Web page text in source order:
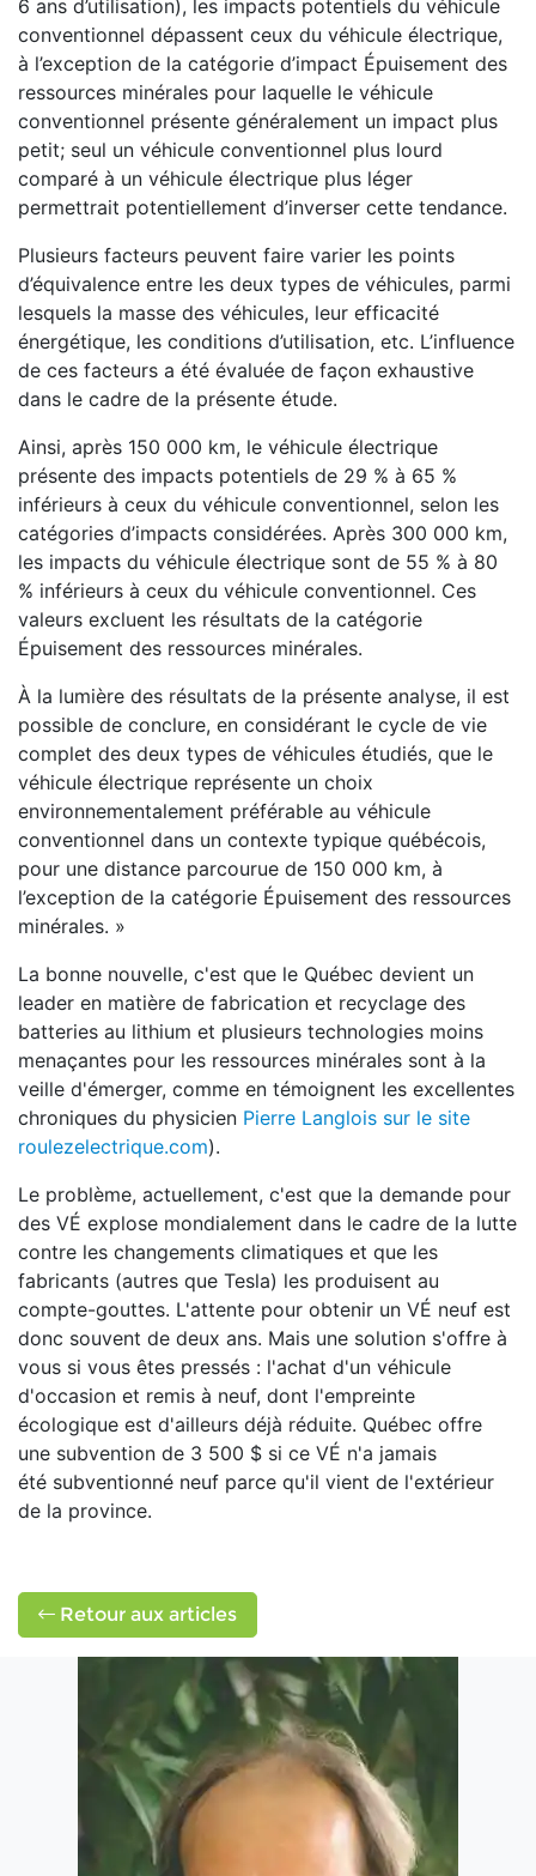
6 ans d’utilisation), les impacts potentiels du véhicule
conventionnel dépassent ceux du véhicule électrique,
à l’exception de la catégorie d’impact Épuisement des
ressources minérales pour laquelle le véhicule
conventionnel présente généralement un impact plus
petit; seul un véhicule conventionnel plus lourd
comparé à un véhicule électrique plus léger
permettrait potentiellement d’inverser cette tendance.
Plusieurs facteurs peuvent faire varier les points
d’équivalence entre les deux types de véhicules, parmi
lesquels la masse des véhicules, leur efficacité
énergétique, les conditions d’utilisation, etc. L’influence
de ces facteurs a été évaluée de façon exhaustive
dans le cadre de la présente étude.
Ainsi, après 150 000 km, le véhicule électrique
présente des impacts potentiels de 29 % à 65 %
inférieurs à ceux du véhicule conventionnel, selon les
catégories d’impacts considérées. Après 300 000 km,
les impacts du véhicule électrique sont de 55 % à 80
% inférieurs à ceux du véhicule conventionnel. Ces
valeurs excluent les résultats de la catégorie
Épuisement des ressources minérales.
À la lumière des résultats de la présente analyse, il est
possible de conclure, en considérant le cycle de vie
complet des deux types de véhicules étudiés, que le
véhicule électrique représente un choix
environnementalement préférable au véhicule
conventionnel dans un contexte typique québécois,
pour une distance parcourue de 150 000 km, à
l’exception de la catégorie Épuisement des ressources
minérales. »
La bonne nouvelle, c'est que le Québec devient un
leader en matière de fabrication et recyclage des
batteries au lithium et plusieurs technologies moins
menaçantes pour les ressources minérales sont à la
veille d'émerger, comme en témoignent les excellentes
chroniques du physicien Pierre Langlois sur le site
roulezelectrique.com).
Le problème, actuellement, c'est que la demande pour
des VÉ explose mondialement dans le cadre de la lutte
contre les changements climatiques et que les
fabricants (autres que Tesla) les produisent au
compte-gouttes. L'attente pour obtenir un VÉ neuf est
donc souvent de deux ans. Mais une solution s'offre à
vous si vous êtes pressés : l'achat d'un véhicule
d'occasion et remis à neuf, dont l'empreinte
écologique est d'ailleurs déjà réduite. Québec offre
une subvention de 3 500 $ si ce VÉ n'a jamais
été subventionné neuf parce qu'il vient de l'extérieur
de la province.
Retour aux articles